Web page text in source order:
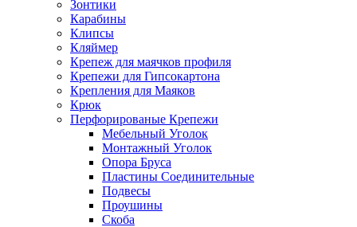
Зонтики
Карабины
Клипсы
Кляймер
Крепеж для маячков профиля
Крепежи для Гипсокартона
Крепления для Маяков
Крюк
Перфорированые Крепежи
Мебельный Уголок
Монтажный Уголок
Опора Бруса
Пластины Соединительные
Подвесы
Проушины
Скоба